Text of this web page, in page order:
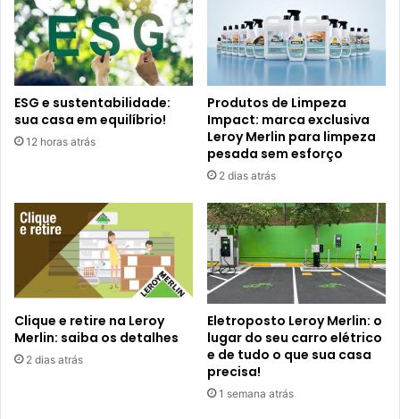
ESG e sustentabilidade:
sua casa em equilíbrio!
12 horas atrás
Produtos de Limpeza
Impact: marca exclusiva
Leroy Merlin para limpeza
pesada sem esforço
2 dias atrás
Clique e retire na Leroy
Merlin: saiba os detalhes
2 dias atrás
Eletroposto Leroy Merlin: o
lugar do seu carro elétrico
e de tudo o que sua casa
precisa!
1 semana atrás